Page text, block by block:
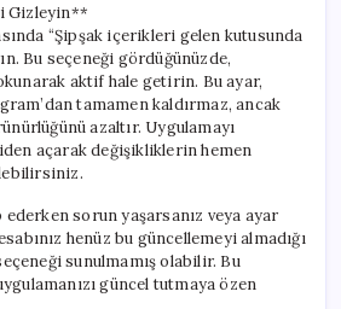
Gizleyin**
“Şipşak içerikleri gelen kutusunda
Bu seçeneği gördüğünüzde,
aktif hale getirin. Bu ayar,
tamamen kaldırmaz, ancak
azaltır. Uygulamayı
açarak değişikliklerin hemen
ederken sorun yaşarsanız veya ayar
henüz bu güncellemeyi almadığı
sunulmamış olabilir. Bu
güncel tutmaya özen